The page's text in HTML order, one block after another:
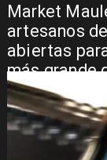
Market
artesanos
abiertas
más grande